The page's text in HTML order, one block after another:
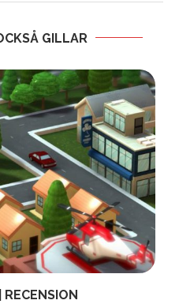
GILLAR